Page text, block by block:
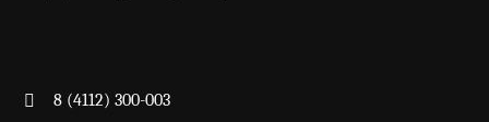
8 (4112) 300-003